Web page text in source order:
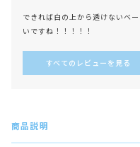
できれば白の上から透けないベ
すべてのレビューを見る
商品説明